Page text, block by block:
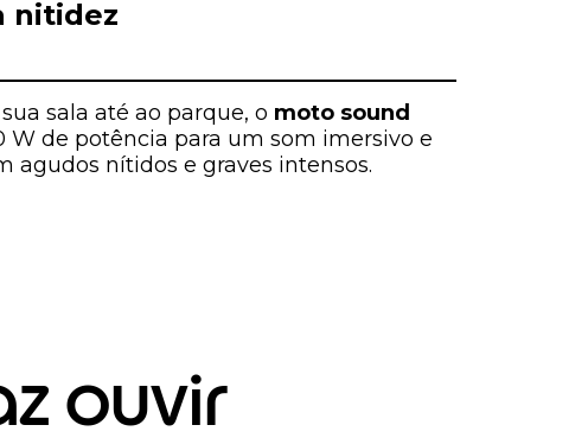
nitidez
sala até ao parque, o moto sound
W de potência para um som imersivo e
agudos nítidos e graves intensos.
ouvir